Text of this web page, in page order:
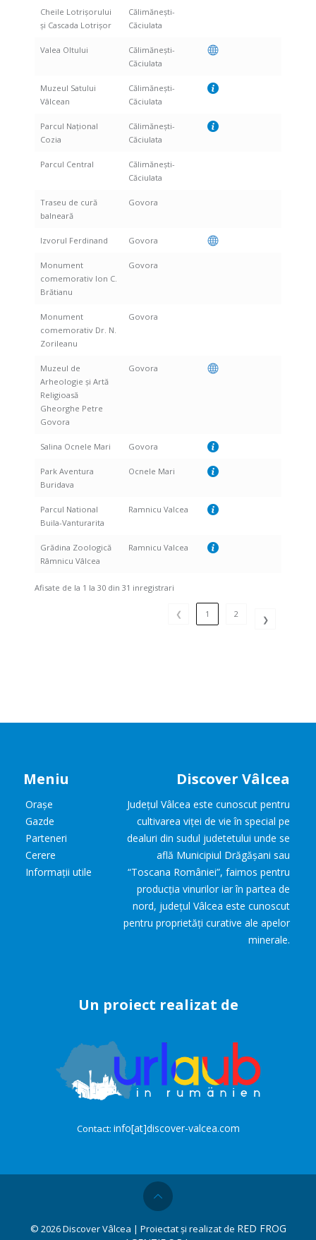
Cheile Lotrișorului
și Cascada Lotrișor
Călimănești-
Căciulata
Valea Oltului
Călimănești-
Căciulata
Muzeul Satului
Vâlcean
Călimănești-
Căciulata
Parcul Național
Cozia
Călimănești-
Căciulata
Parcul Central
Călimănești-
Căciulata
Traseu de cură
balneară
Govora
Izvorul Ferdinand Govora
Monument
comemorativ Ion C.
Brătianu
Govora
Monument
comemorativ Dr. N.
Zorileanu
Govora
Muzeul de
Arheologie și Artă
Religioasă
Gheorghe Petre
Govora
Govora
Salina Ocnele Mari Govora
Park Aventura
Buridava
Ocnele Mari
Parcul National
Buila-Vanturarita
Ramnicu Valcea
Grădina Zoologică
Râmnicu Vâlcea
Ramnicu Valcea
Afisate de la 1 la 30 din 31 inregistrari
❮ 1 2 ❯
Meniu
Orașe
Gazde
Parteneri
Cerere
Informații utile
Discover Vâlcea
Județul Vâlcea este cunoscut pentru
cultivarea viței de vie în special pe
dealuri din sudul judetetului unde se
află Municipiul Drăgășani sau
“Toscana României”, faimos pentru
producția vinurilor iar în partea de
nord, județul Vâlcea este cunoscut
pentru proprietăți curative ale apelor
minerale.
Un proiect realizat de
Contact: info[at]discover-valcea.com
© 2026 Discover Vâlcea | Proiectat și realizat de RED FROG